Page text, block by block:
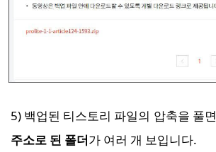
5) 백업된 티스토리 파일의 압축을 풀면
주소로 된 폴더가 여러 개 보입니다.